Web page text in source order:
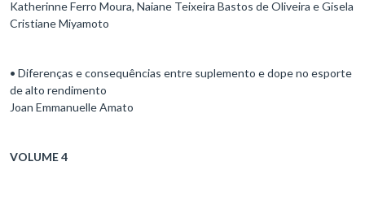
Katherinne Ferro Moura, Naiane Teixeira Bastos de Oliveira e Gisela
Cristiane Miyamoto
• Diferenças e consequências entre suplemento e dope no esporte
de alto rendimento
Joan Emmanuelle Amato
VOLUME 4